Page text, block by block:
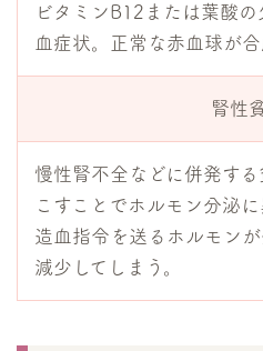
ビタミンB12または葉酸
血症状。正常な赤血球が合
腎性
慢性腎不全などに併発す
こすことでホルモン分泌
造血指令を送るホルモン
減少してしまう。